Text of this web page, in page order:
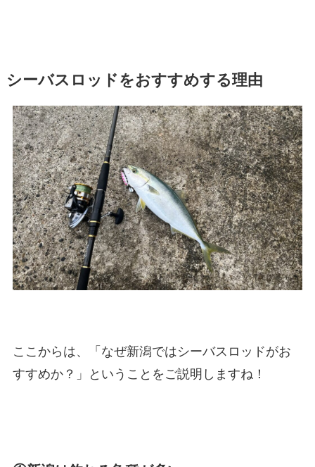
シーバスロッドをおすすめする理由
ここからは、「なぜ新潟ではシーバスロッドがお
すすめか？」ということをご説明しますね！